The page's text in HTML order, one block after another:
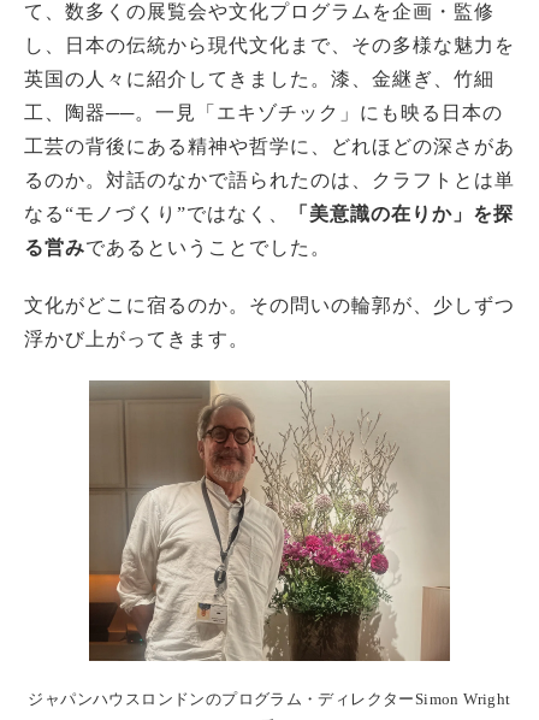
て、数多くの展覧会や文化プログラムを企画・監修
し、日本の伝統から現代文化まで、その多様な魅力を
英国の人々に紹介してきました。漆、金継ぎ、竹細
工、陶器──。一見「エキゾチック」にも映る日本の
工芸の背後にある精神や哲学に、どれほどの深さがあ
るのか。対話のなかで語られたのは、クラフトとは単
なる“モノづくり”ではなく、
「美意識の在りか」を探
る営みであるということでした。
文化がどこに宿るのか。その問いの輪郭が、少しずつ
浮かび上がってきます。
ジャパンハウスロンドンのプログラム・ディレクターSimon Wright